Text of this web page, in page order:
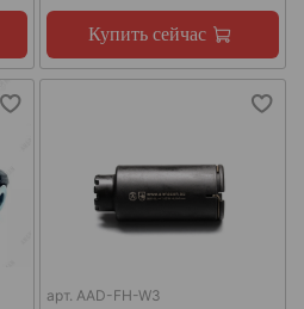
Купить сейчас
арт. AAD-FH-W3